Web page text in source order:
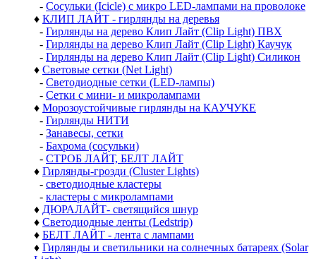
- Сосульки (Icicle) с микро LED-лампами на проволоке
♦ КЛИП ЛАЙТ - гирлянды на деревья
- Гирлянды на дерево Клип Лайт (Clip Light) ПВХ
- Гирлянды на дерево Клип Лайт (Clip Light) Каучук
- Гирлянды на дерево Клип Лайт (Clip Light) Силикон
♦ Световые сетки (Net Light)
- Светодиодные сетки (LED-лампы)
- Сетки с мини- и микролампами
♦ Морозоустойчивые гирлянды на КАУЧУКЕ
- Гирлянды НИТИ
- Занавесы, сетки
- Бахрома (сосульки)
- СТРОБ ЛАЙТ, БЕЛТ ЛАЙТ
♦ Гирлянды-грозди (Cluster Lights)
- светодиодные кластеры
- кластеры с микролампами
♦ ДЮРАЛАЙТ- светящийся шнур
♦ Светодиодные ленты (Ledstrip)
♦ БЕЛТ ЛАЙТ - лента с лампами
♦ Гирлянды и светильники на солнечных батареях (Solar